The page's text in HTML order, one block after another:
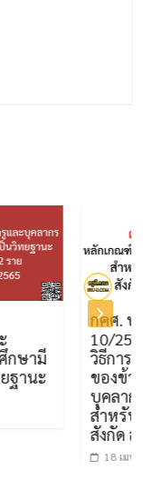
กคศ. ประกาศ
10/2565 หลั
วิธีการบริหาร
ของข้าราชกา
บุคลากรทางก
สำหรับโรงเ
สังกัด สพฐ.
18 เมษายน 2022